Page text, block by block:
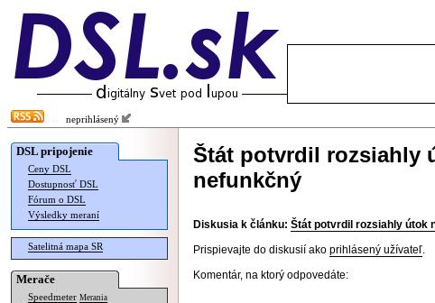
neprihlásený
DSL pripojenie
Ceny DSL
Dostupnosť DSL
Fórum o DSL
Výsledky meraní
Satelitná mapa SR
Merače
Speedmeter Merania
Štát potvrdil rozsiahly
nefunkčný
Diskusia k článku: Štát potvrdil rozsiahly útok
Prispievajte do diskusií ako prihlásený užívateľ.
Komentár, na ktorý odpovedáte: